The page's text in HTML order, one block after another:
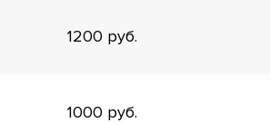
1200
1000